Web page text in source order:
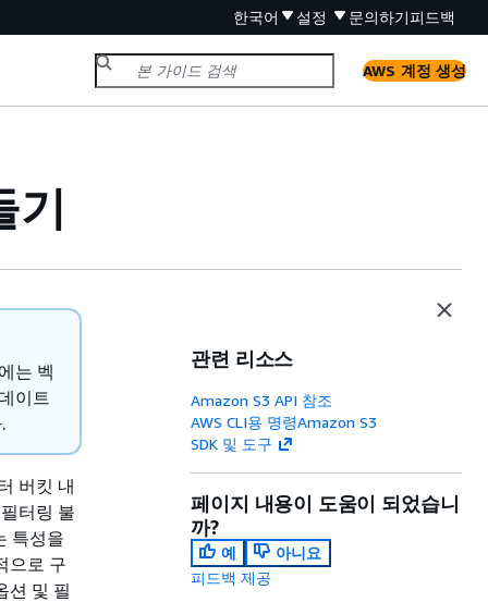
한국어 설정 문의하기피드백
AWS 계정 생성
기
는 벡
이트
버킷 내
터링 불
특성을
으로 구
션 및 필
관련 리소스
Amazon S3 API 참조
AWS CLI용 명령Amazon S3
SDK 및 도구
페이지 내용이 도움이 되었습니
까?
예
아니요
피드백 제공